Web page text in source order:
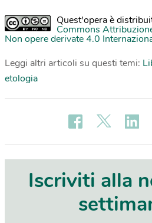
Quest'opera è
Commons
Non opere derivate 4.0
Leggi altri articoli su questi temi:
etologia
Iscriviti alla